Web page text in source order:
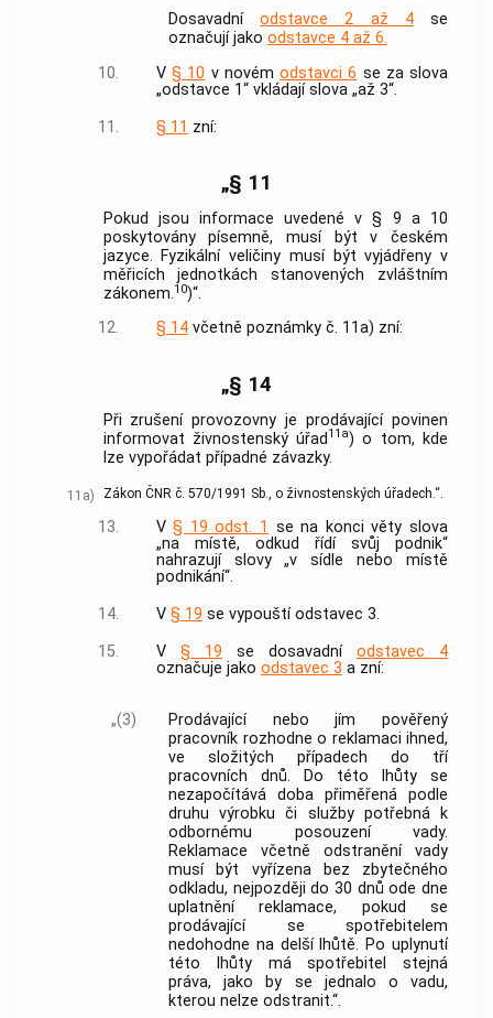
Dosavadníodstavce 2 až 4se
označují jakoodstavce 4 až 6.
10.
V § 10 v novémodstavci 6 se za slova
„odstavce 1“ vkládají slova „až 3“.
11.
§ 11 zní:
„§ 11
Pokud jsou informace uvedené v § 9 a 10
poskytovány písemně, musí být v českém
jazyce. Fyzikální veličiny musí být vyjádřeny v
měřicích jednotkách stanovených zvláštním
zákonem.10)“.
12.
§ 14včetně poznámky č. 11a) zní:
„§ 14
Při zrušení provozovny je prodávající povinen
informovat živnostenský úřad 11a) o tom, kde
lze vypořádat případné závazky.
11a) Zákon ČNR č. 570/1991 Sb., o živnostenských úřadech.“.
13. V§ 19 odst. 1 se na konci věty slova
„na místě, odkud řídí svůj podnik“
nahrazují slovy „v sídle nebo místě
podnikání“.
14.
V § 19 se vypouští odstavec 3.
15.
V § 19 se dosavadní odstavec 4
označuje jako odstavec 3 a zní:
„(3)
Prodávající nebo jím pověřený
pracovník rozhodne o reklamaci ihned,
ve složitých případech do tří
pracovních dnů. Do této lhůty se
nezapočítává doba přiměřená podle
druhu výrobku či služby potřebná k
odbornému posouzení vady.
Reklamace včetně odstranění vady
musí být vyřízena bez zbytečného
odkladu, nejpozději do 30 dnů ode dne
uplatnění reklamace, pokud se
prodávající se spotřebitelem
nedohodne na delší lhůtě. Po uplynutí
této lhůty má spotřebitel stejná
práva, jako by se jednalo o vadu,
kterou nelze odstranit.“.